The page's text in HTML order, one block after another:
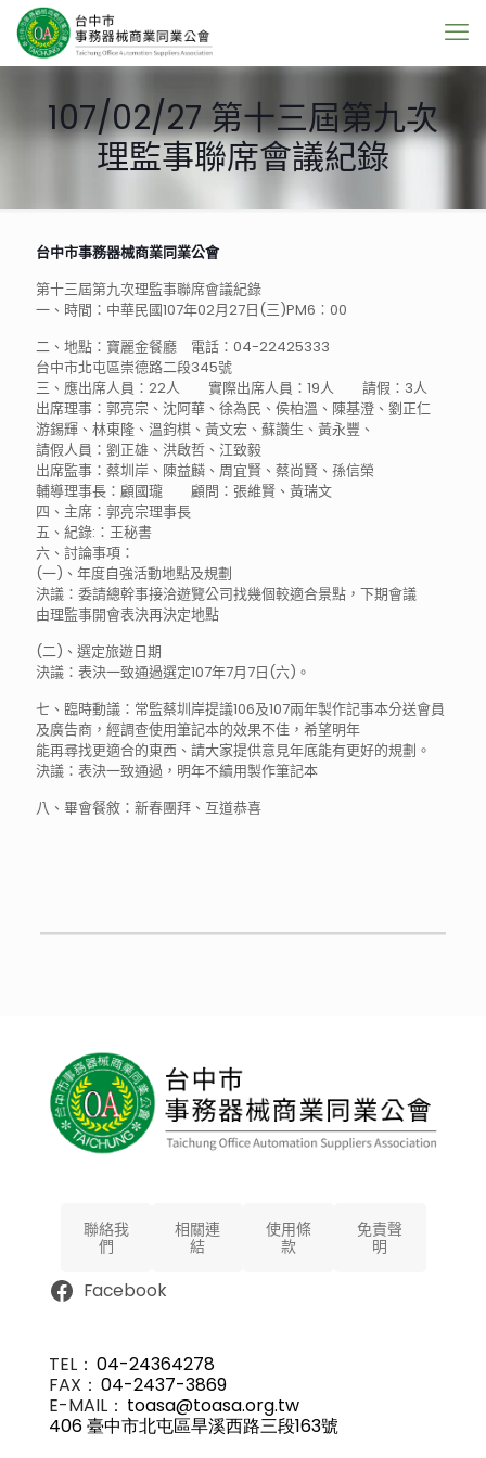
107/02/27 第十三屆第九次
理監事聯席會議紀錄
台中市事務器械商業同業公會
第十三屆第九次理監事聯席會議紀錄
一、時間：中華民國107年02月27日(三)PM6︰00
二、地點：寶麗金餐廳 電話：04-22425333
台中市北屯區崇德路二段345號
三、應出席人員：22人 實際出席人員：19人 請假：3人
出席理事：郭亮宗、沈阿華、徐為民、侯柏溫、陳基澄、劉正仁
游錫輝、林東隆、溫鈞棋、黃文宏、蘇讚生、黃永豐、
請假人員：劉正雄、洪啟哲、江致毅
出席監事：蔡圳岸、陳益麟、周宜賢、蔡尚賢、孫信榮
輔導理事長：顧國瓏 顧問：張維賢、黃瑞文
四、主席：郭亮宗理事長
五、紀錄:：王秘書
六、討論事項：
(一)、年度自強活動地點及規劃
決議：委請總幹事接洽遊覽公司找幾個較適合景點，下期會議
由理監事開會表決再決定地點
(二)、選定旅遊日期
決議：表決一致通過選定107年7月7日(六)。
七、臨時動議：常監蔡圳岸提議106及107兩年製作記事本分送會員
及廣告商，經調查使用筆記本的效果不佳，希望明年
能再尋找更適合的東西、請大家提供意見年底能有更好的規劃。
決議：表決一致通過，明年不續用製作筆記本
八、畢會餐敘：新春團拜、互道恭喜
聯絡我
們
相關連
結
使用條
款
免責聲
明
Facebook
TEL： 04-24364278
FAX： 04-2437-3869
E-MAIL： toasa@toasa.org.tw
406 臺中市北屯區旱溪西路三段163號